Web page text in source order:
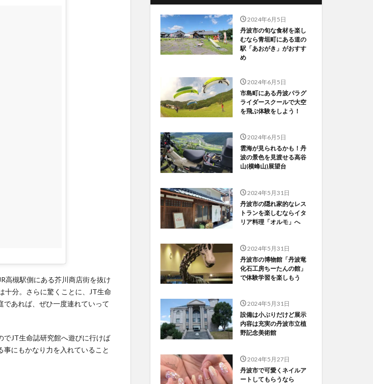
高槻駅側にある芥川商店街を抜け
十分。さらに驚くことに、JT生命
あれば、ぜひ一度連れていって
でJT生命誌研究館へ遊びに行けば
にもかなり力を入れていること
2024年6月5日
丹波市の旬な食材を楽し
むなら青垣町にある道の
駅「あおがき」がおすす
め
2024年6月5日
市島町にある丹波パラグ
ライダースクールで大空
を飛ぶ体験をしよう！
2024年6月5日
雲海が見られるかも！丹
波の景色を見渡せる高谷
山(横峰山)展望台
2024年5月31日
丹波市の隠れ家的なレス
トランを楽しむならイタ
リア料理「オルモ」へ
2024年5月31日
丹波市の博物館「丹波竜
化石工房ちーたんの館」
で体験学習を楽しもう
2024年5月31日
設備は小ぶりだけど展示
内容は充実の丹波市立植
野記念美術館
2024年5月27日
丹波市で可愛くネイルア
ートしてもらうなら